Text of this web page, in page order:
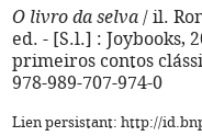
O livro da selva / il.
ed. - [S.l.] : Joybooks,
primeiros contos
978-989-707-974-0
Lien persistant: http://